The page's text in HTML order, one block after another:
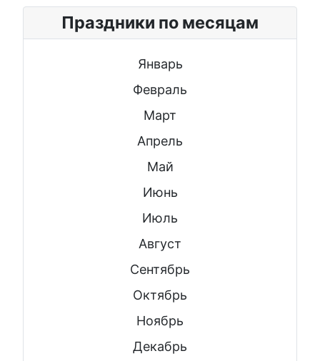
Праздники по месяцам
Январь
Февраль
Март
Апрель
Май
Июнь
Июль
Август
Сентябрь
Октябрь
Ноябрь
Декабрь